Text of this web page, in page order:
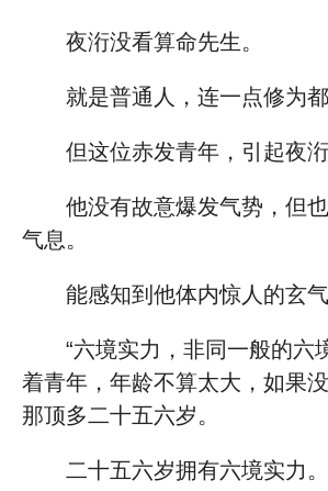
夜洐没看算命先生。
就是普通人，连一点修为都
但这位赤发青年，引起夜洐
他没有故意爆发气势，但
气息。
能感知到他体内惊人的玄气
“六境实力，非同一般的六
着青年，年龄不算太大，如果
那顶多二十五六岁。
二十五六岁拥有六境实力。